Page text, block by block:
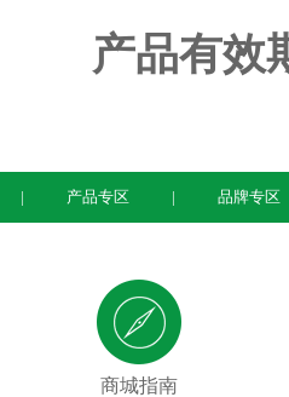
产品有效
产品专区 品牌专区
商城指南